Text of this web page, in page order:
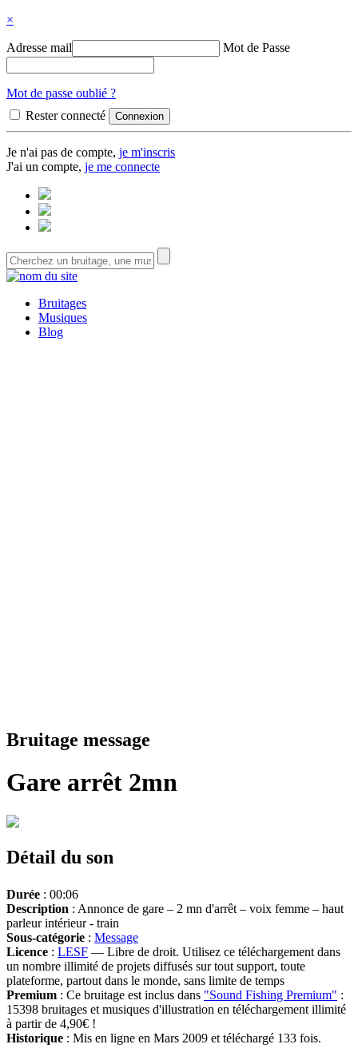
×
Adresse mail Mot de Passe
Mot de passe oublié ?
Rester connecté
Je n'ai pas de compte, je m'inscris
J'ai un compte, je me connecte
Bruitages
Musiques
Blog
Bruitage message
Gare arrêt 2mn
Détail du son
Durée : 00:06
Description : Annonce de gare – 2 mn d'arrêt – voix femme – haut
parleur intérieur - train
Sous-catégorie : Message
Licence : LESF — Libre de droit. Utilisez ce téléchargement dans
un nombre illimité de projets diffusés sur tout support, toute
plateforme, partout dans le monde, sans limite de temps
Premium : Ce bruitage est inclus dans "Sound Fishing Premium" :
15398 bruitages et musiques d'illustration en téléchargement illimité
à partir de 4,90€ !
Historique : Mis en ligne en Mars 2009 et téléchargé 133 fois.